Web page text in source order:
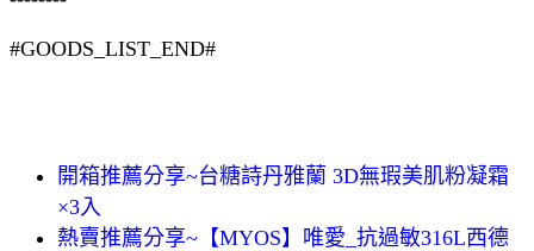
#GOODS_LIST_END#
開箱推薦分享~台糖詩丹雅蘭 3D無瑕美肌粉凝霜
×3入
熱賣推薦分享~【MYOS】唯愛_抗過敏316L西德